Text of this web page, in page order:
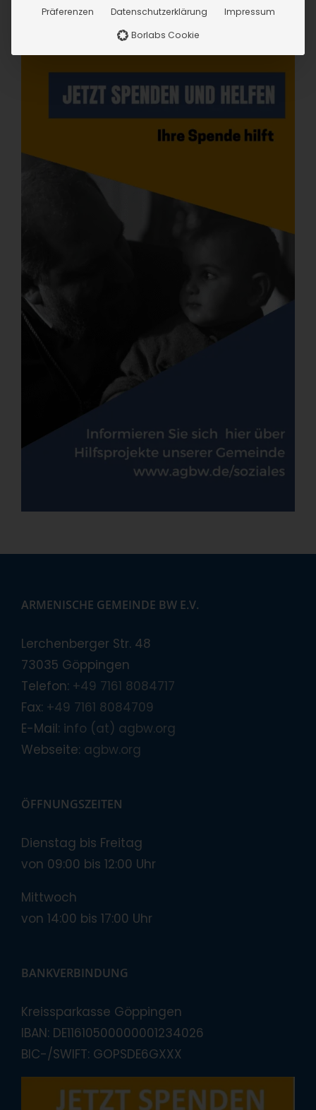
ARMENISCHE GEMEINDE BW E.V.
Lerchenberger Str. 48
73035 Göppingen
Telefon: +49 7161 8084717
Fax: +49 7161 8084709
E-Mail: info (at) agbw.org
Webseite: agbw.org
ÖFFNUNGSZEITEN
Dienstag bis Freitag
von 09:00 bis 12:00 Uhr
Mittwoch
von 14:00 bis 17:00 Uhr
BANKVERBINDUNG
Kreissparkasse Göppingen
IBAN: DE11610500000001234026
BIC-/SWIFT: GOPSDE6GXXX
Präferenzen Datenschutzerklärung
Impressum
Borlabs Cookie